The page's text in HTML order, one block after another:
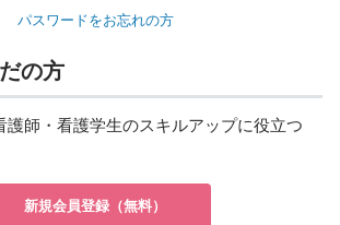
パスワードをお忘れの方
の方
護師・看護学生のスキルアップに役立つ
新規会員登録（無料）